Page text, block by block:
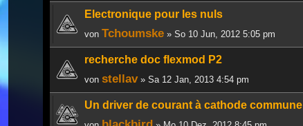
Electronique pour les nuls
von Tchoumske » So 10 Jun, 2012 5:05 pm
recherche doc flexmod P2
von stellav» Sa 12 Jan, 2013 4:54 pm
Un driver de courant à cathode commune